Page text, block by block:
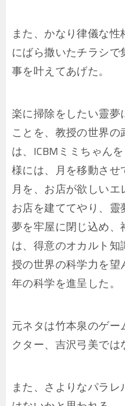
また、かなり律儀な
にばら撒いたチラシ
事を叶えてあげた。
楽に掃除をしたい靈夢
ことを、教授の世界
は、ICBMミミちゃん
様には、月を移動さ
月を、お店が欲しい
お店を建ててやり、
夢を牢屋に閉じ込め
は、得意のオカルト
授の世界の科学力を望
年の科学を進呈した。
元ネタは竹本泉のゲ
クター、吉沢弓美では
また、さよりなパラ